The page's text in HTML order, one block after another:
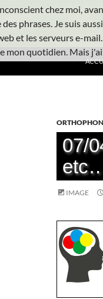
07/
IMAGE
chez moi,
phrases. Je suis
et les serveurs e-
mon quotidien. Mais